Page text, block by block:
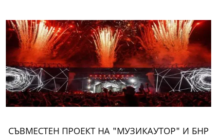
СЪВМЕСТЕН ПРОЕКТ НА "МУЗИКАУТОР" И БНР